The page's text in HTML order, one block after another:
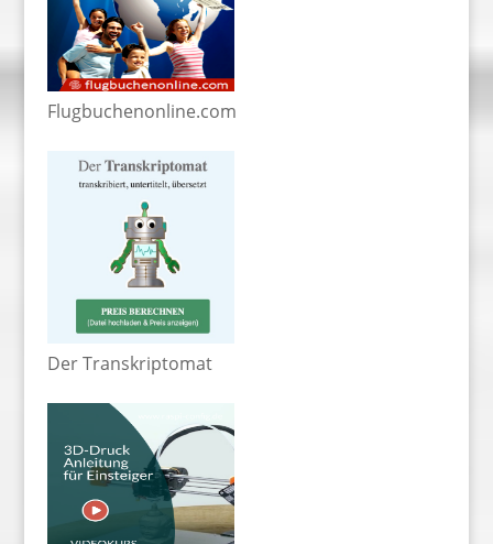
Flugbuchenonline.com
Der Transkriptomat